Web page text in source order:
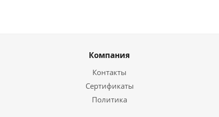
Компания
Контакты
Сертификаты
Политика